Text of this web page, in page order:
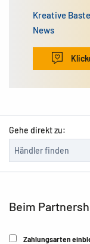
Kreative
News
Gehe direkt zu:
Beim
Zahlungsarten